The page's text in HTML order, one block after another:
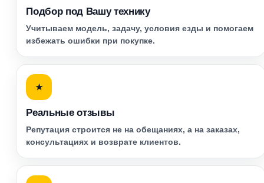
Подбор под Вашу технику
Учитываем модель, задачу, условия езды и помогаем
избежать ошибки при покупке.
★
Реальные отзывы
Репутация строится не на обещаниях, а на заказах,
консультациях и возврате клиентов.